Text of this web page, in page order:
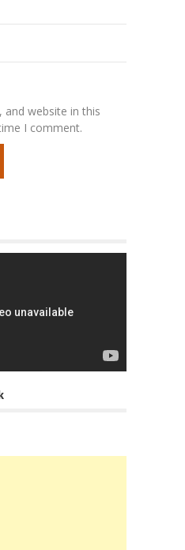
and website in this
I comment.